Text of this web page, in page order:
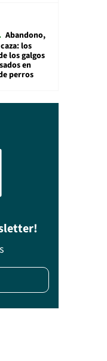
Abandono,
los
los galgos
en
perros